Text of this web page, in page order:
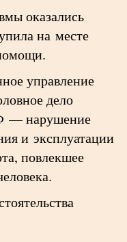
оказались
на месте
управление
дело
— нарушение
и эксплуатации
повлекшее